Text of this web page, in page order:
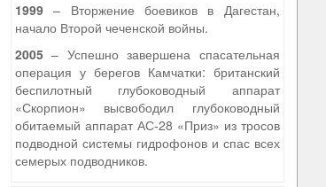
1999– Вторжение боевиков в Дагестан,
начало Второй чеченской войны.
2005– Успешно завершена спасательная
операция у берегов Камчатки: британский
беспилотный глубоководный аппарат
«Скорпион» высвободил глубоководный
обитаемый аппарат АС-28 «Приз» из тросов
подводной системы гидрофонов и спас всех
семерых подводников.